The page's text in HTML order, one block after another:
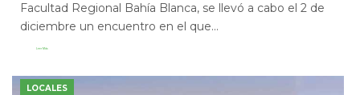
Facultad Regional Bahía Blanca, se llevó a cabo el 2 de
diciembre un encuentro en el que...
Leer Más
LOCALES